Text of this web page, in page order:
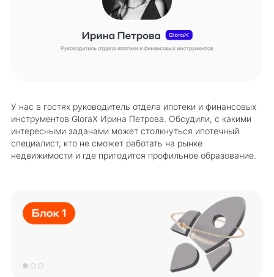
У нас в гостях руководитель отдела ипотеки и финансовых
инструментов GloraX Ирина Петрова. Обсудили, с какими
интересными задачами может столкнуться ипотечный
специалист, кто не сможет работать на рынке
недвижимости и где пригодится профильное образование.